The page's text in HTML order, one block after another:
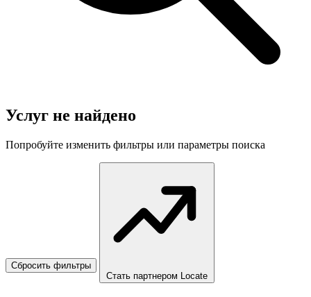
Услуг не найдено
Попробуйте изменить фильтры или параметры поиска
Сбросить фильтры
Стать партнером Locate